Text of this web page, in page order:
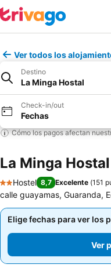
Ver todos los
Destino
La Minga Hostal
Check-in/out
Fechas
Cómo los pagos afectan
La Minga Hostal
2 Estrellas
Hostel 8,7 Excelente (151
calle guayamas, Guaranda,
Elige fechas para ver los
Elige fechas para ver los
Ver